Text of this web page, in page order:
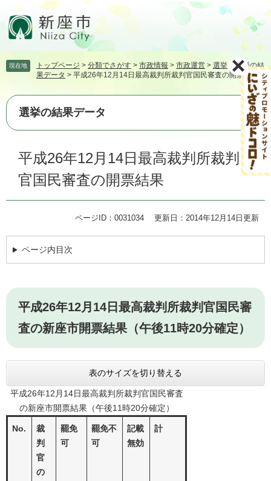
頭
す。
飛
て
本
現在地 トップページ > 分類でさがす > 市政情報 > 市政運営 > 選挙>選挙の結
果データ > 平成26年12月14日最高裁判所裁判官国民審査の開票結果
選挙の結果データ
平成26年12月14日最高裁判所裁判
官国民審査の開票結果
ページID：0031034 更新日：2014年12月14日更新
ページ内目次
平成26年12月14日最高裁判所裁判官国民審
査の新座市開票結果（午後11時20分確定）
表のサイズを切り替える
平成26年12月14日最高裁判所裁判官国民審査
の新座市開票結果（午後11時20分確定）
No.
裁
判
官
の
罷免
可
罷免不
可
記載
無効
計